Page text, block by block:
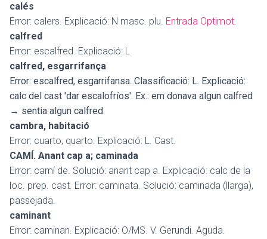
calés
Error: calers. Explicació: N masc. plu. Entrada Optimot.
calfred
Error: escalfred. Explicació: L
calfred, esgarrifança
Error: escalfred, esgarrifansa. Classificació: L. Explicació:
calc del cast 'dar escalofríos'. Ex.: em donava algun calfred
→ sentia algun calfred.
cambra, habitació
Error: cuarto, quarto. Explicació: L. Cast.
CAMÍ. Anant cap a; caminada
Error: camí de. Solució: anant cap a. Explicació: calc de la
loc. prep. cast. Error: caminata. Solució: caminada (llarga),
passejada.
caminant
Error: caminan. Explicació: O/MS. V. Gerundi. Aguda.